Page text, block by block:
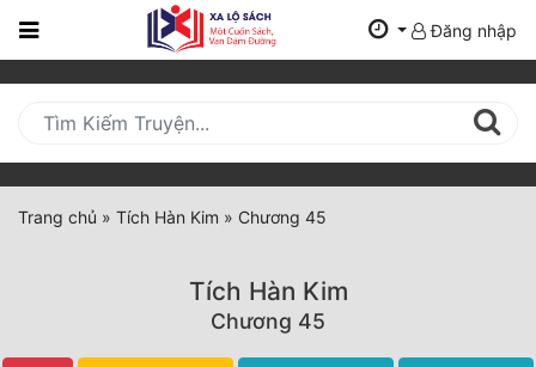
Trang
Mới
Cập
Nhật
(current)
Đăng nhập
Trang chủ » Tích Hàn Kim » Chương 45
Tích Hàn Kim
Chương 45